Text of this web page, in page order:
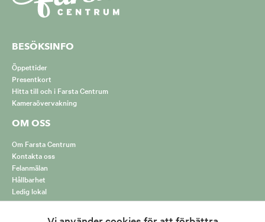
BESÖKSINFO
Öppettider
Presentkort
Hitta till och i Farsta Centrum
Kameraövervakning
OM OSS
Om Farsta Centrum
Kontakta oss
Felanmälan
Hållbarhet
Ledig lokal
Hur vi hanterar cookies